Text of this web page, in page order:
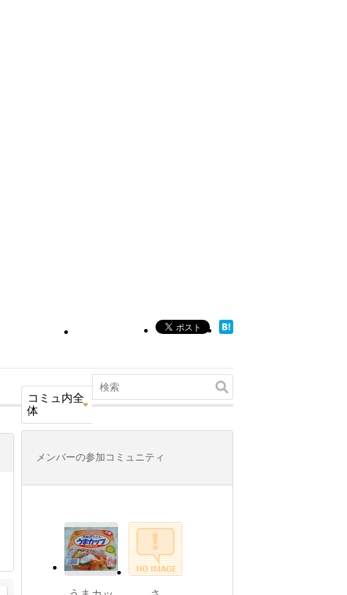
コミュ内全
体
メンバーの参加コミュニティ